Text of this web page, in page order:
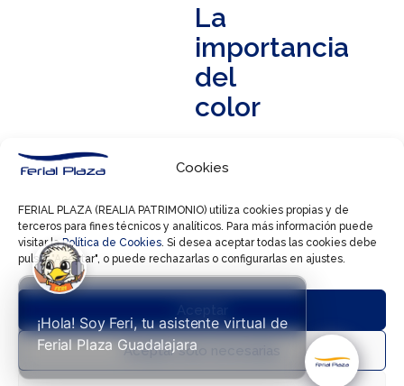
Cookies
FERIAL PLAZA (REALIA PATRIMONIO) utiliza cookies propias y de
terceros para fines técnicos y analíticos. Para más información puede
visitar laPolítica de Cookies. Si desea aceptar todas las cookies debe
pulsar "Aceptar", o puede rechazarlas o configurarlas en ajustes.
Aceptar solo necesarias
  
La
importancia
del
color
El
es
una
de
las
cosas
que
percibimos.
¡Hola! Soy Feri, tu asistente virtual de
Ferial Plaza Guadalajara